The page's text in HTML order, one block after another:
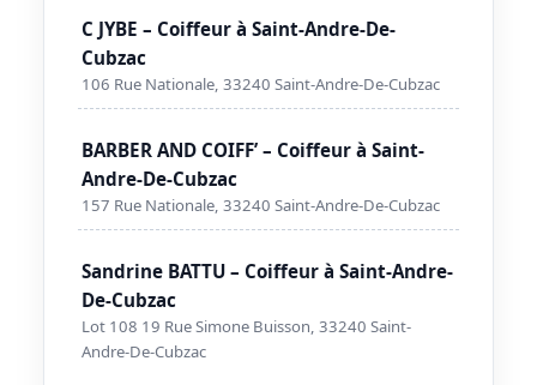
C JYBE – Coiffeur à Saint-Andre-De-
Cubzac
106 Rue Nationale, 33240 Saint-Andre-De-Cubzac
BARBER AND COIFF’ – Coiffeur à Saint-
Andre-De-Cubzac
157 Rue Nationale, 33240 Saint-Andre-De-Cubzac
Sandrine BATTU – Coiffeur à Saint-Andre-
De-Cubzac
Lot 108 19 Rue Simone Buisson, 33240 Saint-
Andre-De-Cubzac